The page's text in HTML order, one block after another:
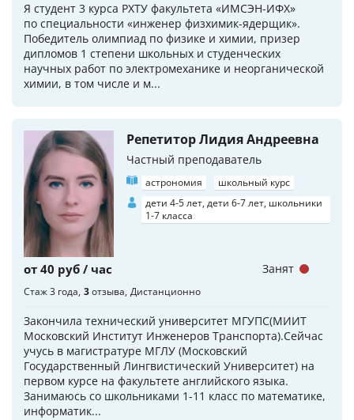
Я студент 3 курса РХТУ факультета «ИМСЭН-ИФХ»
по специальности «инженер физхимик-ядерщик».
Победитель олимпиад по физике и химии, призер
дипломов 1 степени школьных и студенческих
научных работ по электромеханике и неорганической
химии, в том числе и м...
Репетитор Лидия Андреевна
Частный преподаватель
астрономия
школьный курс
дети 4-5 лет, дети 6-7 лет, школьники
1-7 класса
от 40 руб / час
Стаж 3 года 3отзыва Дистанционно
Закончила технический университет МГУПС(МИИТ
Московский Институт Инженеров Транспорта).Сейчас
учусь в магистратуре МГЛУ (Московский
Государственный Лингвистический Университет) на
первом курсе на факультете английского языка.
Занимаюсь со школьниками 1-11 класс по математике,
информатик...
Занят